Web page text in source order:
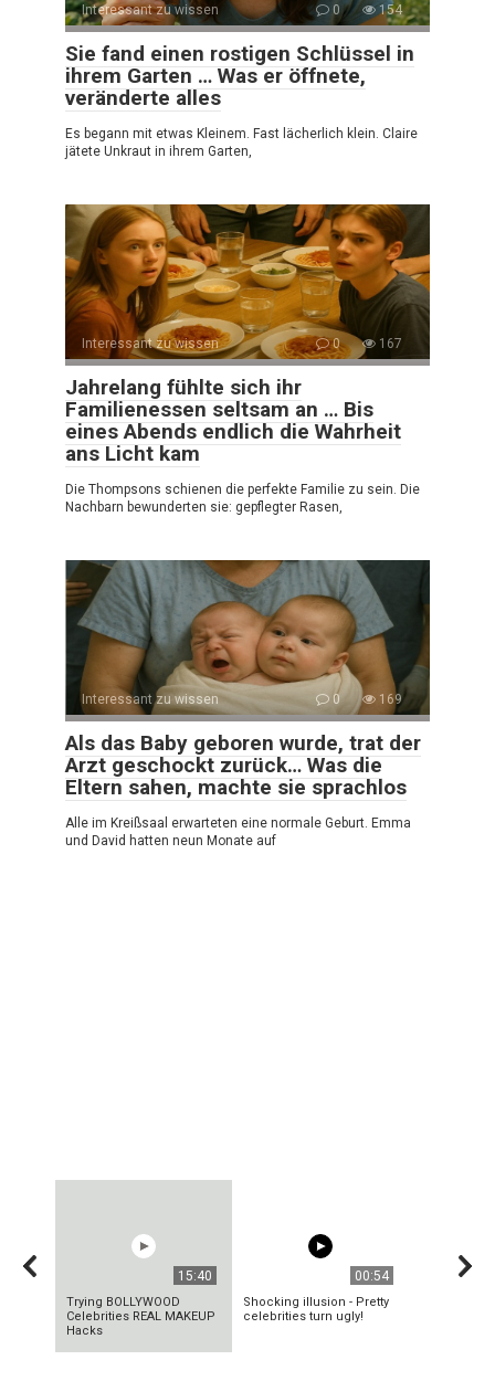
Interessant zu wissen 0 154
Sie fand einen rostigen Schlüssel in
ihrem Garten … Was er öffnete,
veränderte alles
Es begann mit etwas Kleinem. Fast lächerlich klein. Claire
jätete Unkraut in ihrem Garten,
Interessant zu wissen 0 167
Jahrelang fühlte sich ihr
Familienessen seltsam an … Bis
eines Abends endlich die Wahrheit
ans Licht kam
Die Thompsons schienen die perfekte Familie zu sein. Die
Nachbarn bewunderten sie: gepflegter Rasen,
Interessant zu wissen 0 169
Als das Baby geboren wurde, trat der
Arzt geschockt zurück… Was die
Eltern sahen, machte sie sprachlos
Alle im Kreißsaal erwarteten eine normale Geburt. Emma
und David hatten neun Monate auf
15:40
Trying BOLLYWOOD
Celebrities REAL MAKEUP
Hacks
00:54
Shocking illusion - Pretty
celebrities turn ugly!